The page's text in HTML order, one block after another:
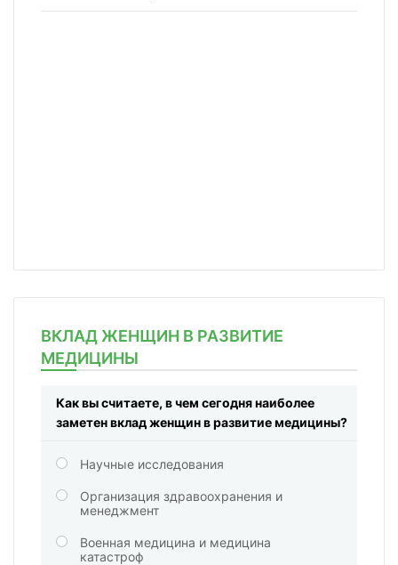
ВКЛАД ЖЕНЩИН В РАЗВИТИЕ
МЕДИЦИНЫ
Как вы считаете, в чем сегодня наиболее
заметен вклад женщин в развитие медицины?
Научные исследования
Организация здравоохранения и
менеджмент
Военная медицина и медицина
катастроф